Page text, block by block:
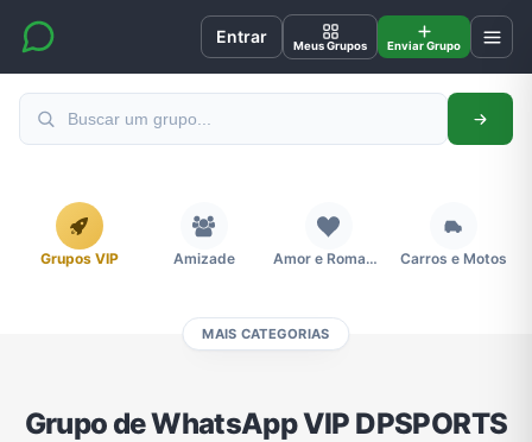
Entrar Meus Grupos Enviar Grupo
Grupos VIP Amizade Amor e Romance Carros e Motos
MAIS CATEGORIAS
Grupo de WhatsApp VIP DPSPORTS